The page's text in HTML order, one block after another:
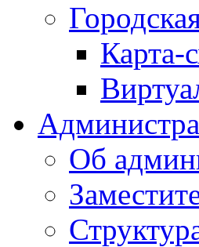
Карта-
Об